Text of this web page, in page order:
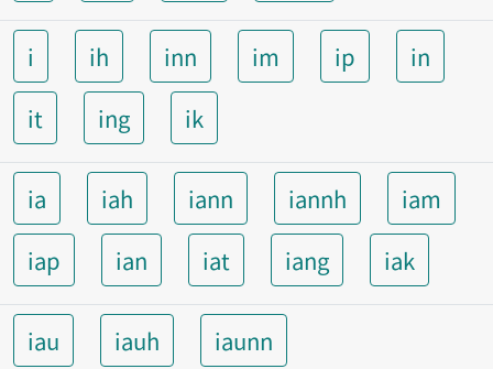
i ih inn im ip
in
it
ing ik
ia iah iann iannh
iam
iap
ian iat iang iak
iau iauh iaunn